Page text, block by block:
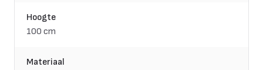
Hoogte
100 cm
Materiaal